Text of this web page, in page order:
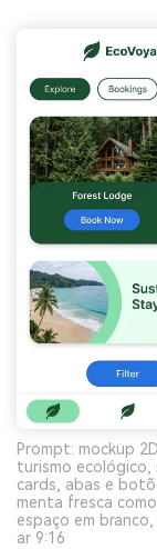
Prompt: mockup
turismo ecológico,
cards, abas e
menta fresca
espaço em
ar 9:16